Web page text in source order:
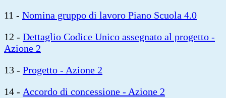
11 - Nomina gruppo di lavoro Piano Scuola 4.0
12 - Dettaglio Codice Unico assegnato al progetto -
Azione 2
13 - Progetto - Azione 2
14 - Accordo di concessione - Azione 2